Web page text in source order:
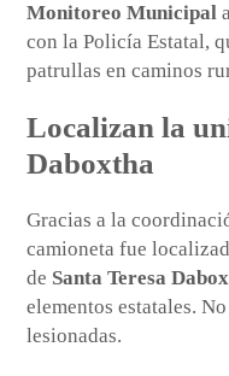
Monitoreo Municipal
con la Policía Estatal,
patrullas en caminos
Localizan la
Daboxtha
Gracias a la
camioneta fue
de Santa Teresa
elementos estatales.
lesionadas.